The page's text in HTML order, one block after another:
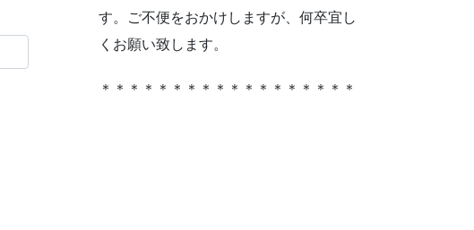
す。ご不便をおかけしますが、何卒宜し
くお願い致します。
＊＊＊＊＊＊＊＊＊＊＊＊＊＊＊＊＊＊